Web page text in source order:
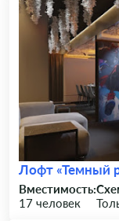
Лофт «Темный
Вместимость:
17 человек